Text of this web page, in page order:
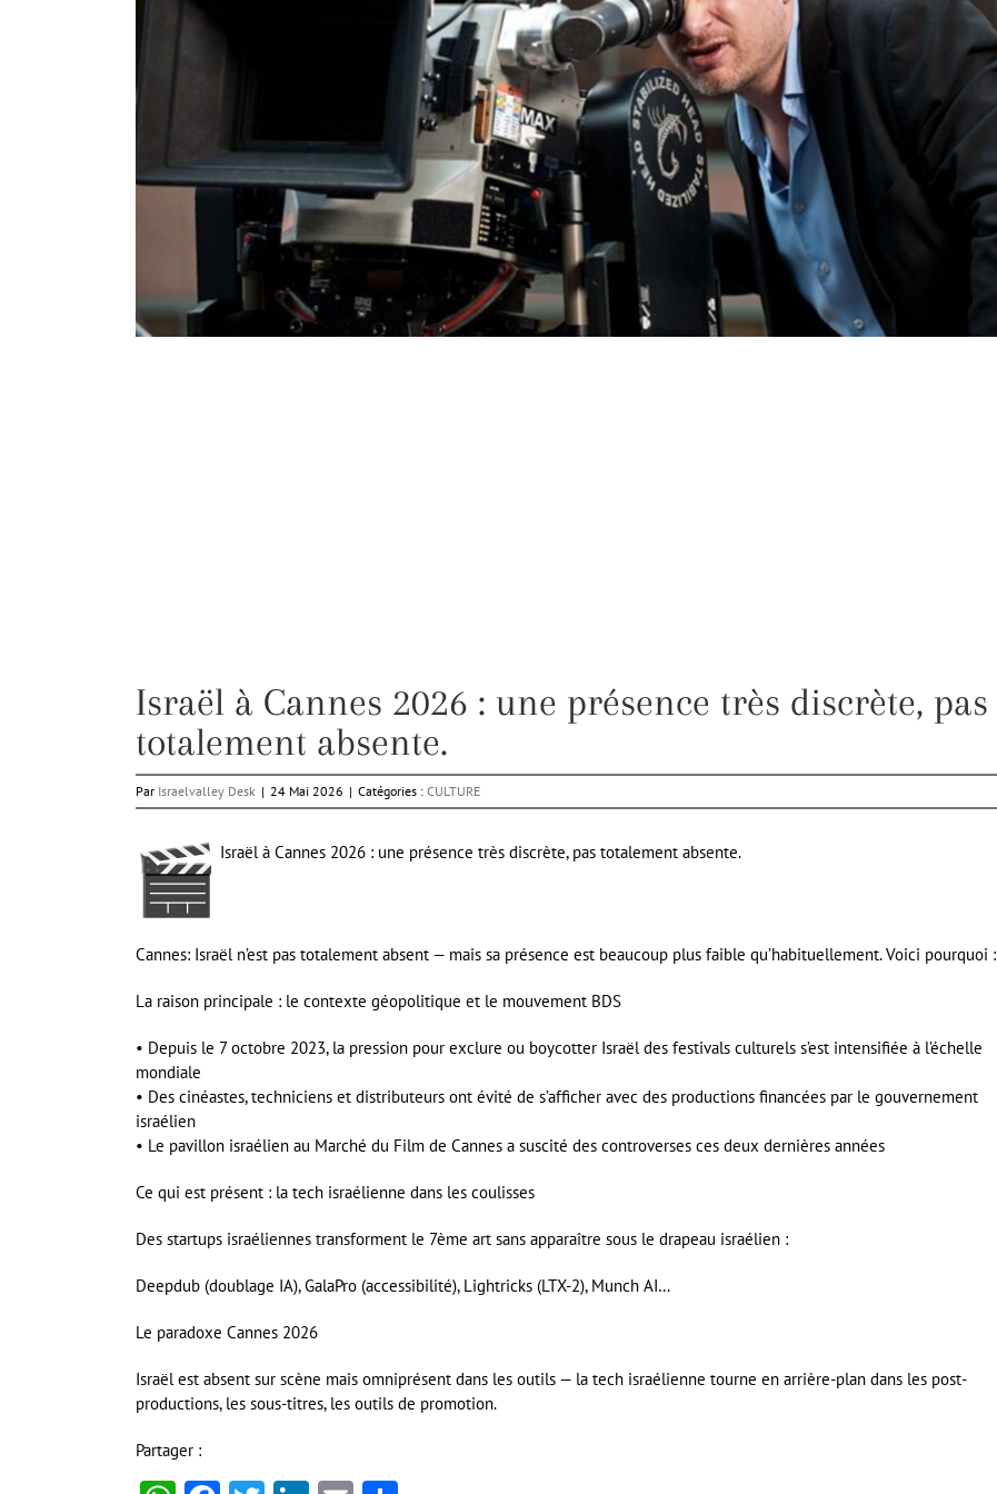
Israël à Cannes 2026 : une présence très discrète, pas
totalement absente.
Par Israelvalley Desk | 24 Mai 2026 | Catégories : CULTURE
Israël à Cannes 2026 : une présence très discrète, pas totalement absente.
Cannes: Israël n’est pas totalement absent — mais sa présence est beaucoup plus faible qu’habituellement. Voici pourquoi :
La raison principale : le contexte géopolitique et le mouvement BDS
• Depuis le 7 octobre 2023, la pression pour exclure ou boycotter Israël des festivals culturels s’est intensifiée à l’échelle
mondiale
• Des cinéastes, techniciens et distributeurs ont évité de s’afficher avec des productions financées par le gouvernement
israélien
• Le pavillon israélien au Marché du Film de Cannes a suscité des controverses ces deux dernières années
Ce qui est présent : la tech israélienne dans les coulisses
Des startups israéliennes transforment le 7ème art sans apparaître sous le drapeau israélien :
Deepdub (doublage IA), GalaPro (accessibilité), Lightricks (LTX-2), Munch AI…
Le paradoxe Cannes 2026
Israël est absent sur scène mais omniprésent dans les outils — la tech israélienne tourne en arrière-plan dans les post-
productions, les sous-titres, les outils de promotion.
Partager :